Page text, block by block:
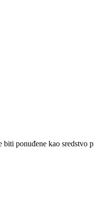
ponuđene kao sredstvo